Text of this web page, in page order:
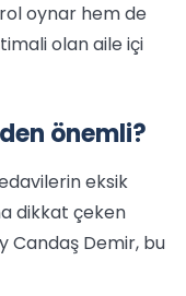
oynar hem de
olan aile içi
önemli?
eksik
dikkat çeken
Candaş Demir, bu